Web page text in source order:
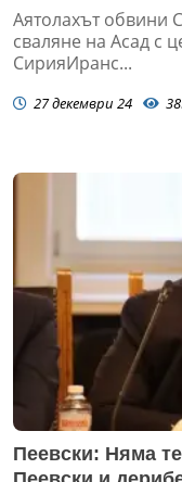
Аятолахът обвини
сваляне на Асад с
СирияИранс...
27 декември 24
Пеевски: Няма